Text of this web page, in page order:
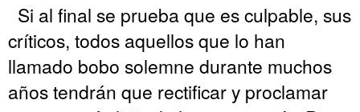
Si al final se prueba que es culpable, sus
críticos, todos aquellos que lo han
llamado bobo solemne durante muchos
años tendrán que rectificar y proclamar